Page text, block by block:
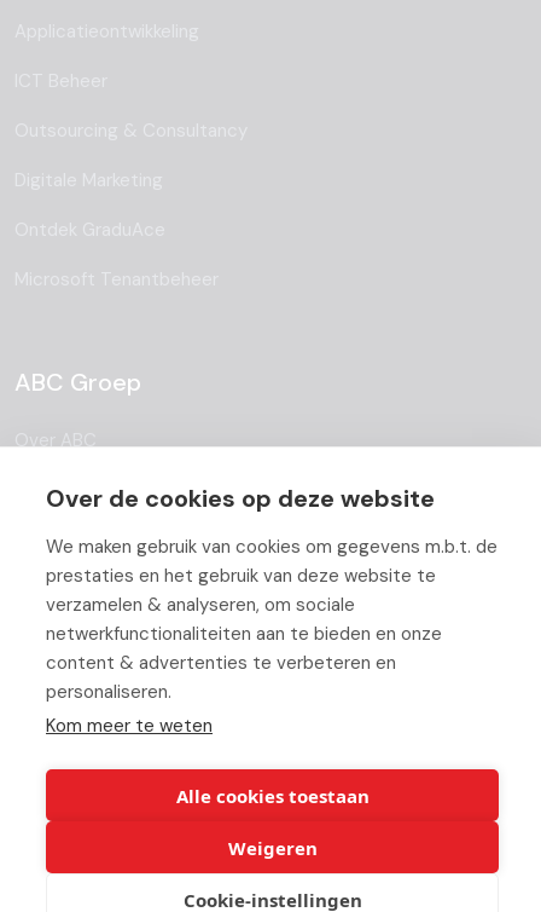
ABC Groep
Over ABC
Team
Vacatures
Blog
Partners
Contact
Werken bij ABC
© Copyright 2026 ABC-Groep |Cookie verklaring|Beheer uw
Privacy verklaring|Disclaimer
Over de cookies op deze website
We maken gebruik van cookies om gegevens m.b.t. de
prestaties en het gebruik van deze website te
verzamelen & analyseren, om sociale
netwerkfunctionaliteiten aan te bieden en onze
content & advertenties te verbeteren en
personaliseren.
Kom meer te weten
Alle cookies toestaan
Weigeren
Cookie-instellingen